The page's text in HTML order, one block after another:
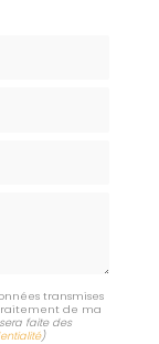
transmises
de ma
faite des
)